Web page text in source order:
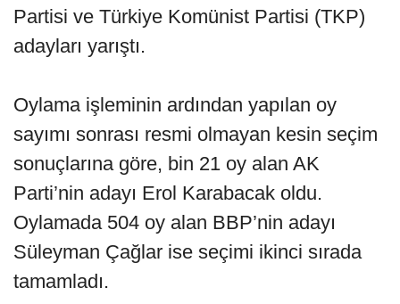
Partisi ve Türkiye Komünist Partisi (TKP)
adayları yarıştı.
Oylama işleminin ardından yapılan oy
sayımı sonrası resmi olmayan kesin seçim
sonuçlarına göre, bin 21 oy alan AK
Parti’nin adayı Erol Karabacak oldu.
Oylamada 504 oy alan BBP’nin adayı
Süleyman Çağlar ise seçimi ikinci sırada
tamamladı.